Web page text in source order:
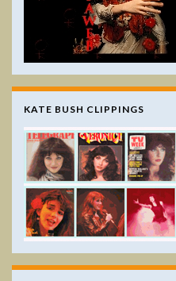
KATE BUSH CLIPPINGS